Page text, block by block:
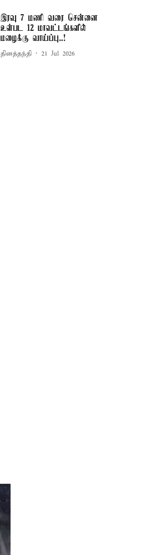
இரவு 7 மணி வரை சென்னை
உள்பட 12 மாவட்டங்களில்
மழைக்கு வாய்ப்பு..!
தினத்தந்தி 21 Jul 2026